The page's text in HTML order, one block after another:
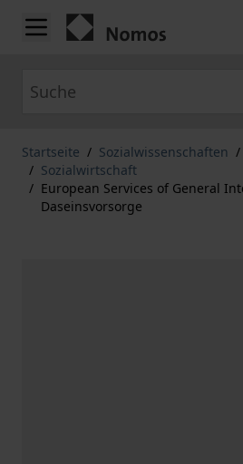
Zum Inhalt springen
Startseite / Sozialwissenschaften /
/ Sozialwirtschaft
/ European Services of General
Daseinsvorsorge